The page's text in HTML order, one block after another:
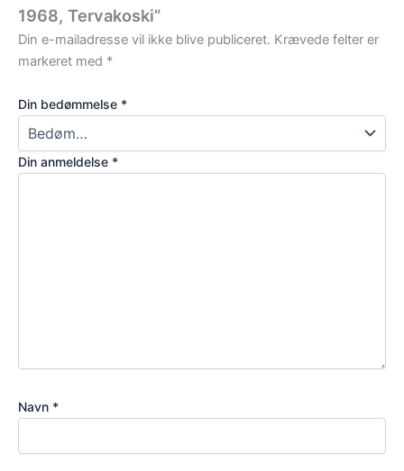
1968, Tervakoski”
Din e-mailadresse vil ikke blive publiceret. Krævede felter er
markeret med *
Din bedømmelse *
Din anmeldelse *
Navn *